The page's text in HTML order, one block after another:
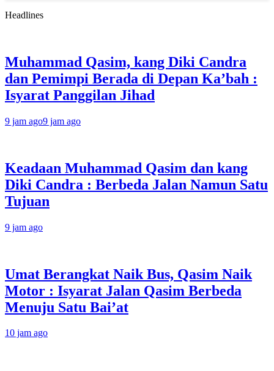
Headlines
Muhammad Qasim, kang Diki Candra
dan Pemimpi Berada di Depan Ka’bah :
Isyarat Panggilan Jihad
9 jam ago9 jam ago
Keadaan Muhammad Qasim dan kang
Diki Candra : Berbeda Jalan Namun Satu
Tujuan
9 jam ago
Umat Berangkat Naik Bus, Qasim Naik
Motor : Isyarat Jalan Qasim Berbeda
Menuju Satu Bai’at
10 jam ago